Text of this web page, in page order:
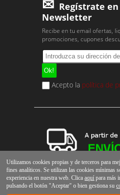
Regístrate
Newsletter
Recibe en tu email ofertas,
promociones, cupones
Acepto la política de
Utilizamos cookies propias y de terceros para
fines analíticos. Se utilizan las cookies mínimas
experiencia en nuestra web. Clicaaquí para más
pulsando el botón "Aceptar" o bien gestiona su